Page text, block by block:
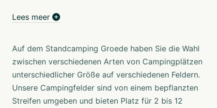
opgezette strandcamping.
Nederland?
Het einde van dag nadert. Strandgasten gaan naar huis.
De rust op het strand keert terug. We hebben het strand
nu helemaal voor onszelf" Beleef nu een unieke
strandervaring aan de Zeeuwse kust, in een
panoramahuisje direct aan het Noordzeestrand van
Lees meer
Auf dem Standcamping Groede haben Sie die Wahl
zwischen verschiedenen Arten von Campingplätzen
unterschiedlicher Größe auf verschiedenen Feldern.
Unsere Campingfelder sind von einem bepflanzten
Streifen umgeben und bieten Platz für 2 bis 12